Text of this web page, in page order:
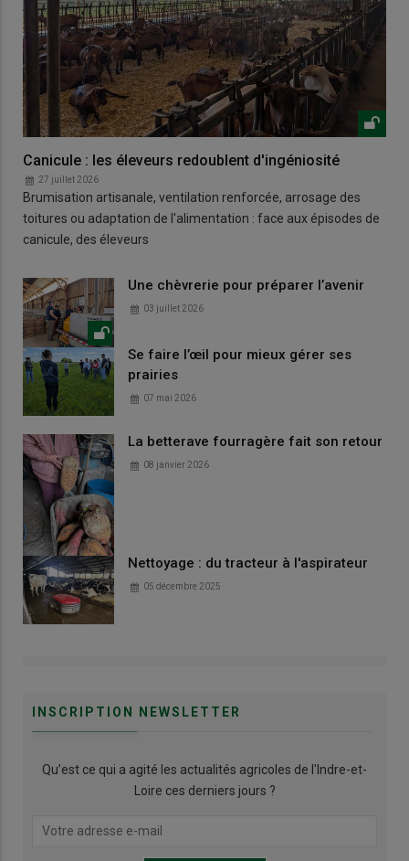
Canicule : les éleveurs redoublent d'ingéniosité
27 juillet 2026
Brumisation artisanale, ventilation renforcée, arrosage des
toitures ou adaptation de l'alimentation : face aux épisodes de
canicule, des éleveurs
Une chèvrerie pour préparer l’avenir
03 juillet 2026
Se faire l’œil pour mieux gérer ses
prairies
07 mai 2026
La betterave fourragère fait son retour
08 janvier 2026
Nettoyage : du tracteur à l'aspirateur
05 décembre 2025
INSCRIPTION NEWSLETTER
Qu’est ce qui a agité les actualités agricoles de l'Indre-et-
Loire ces derniers jours ?